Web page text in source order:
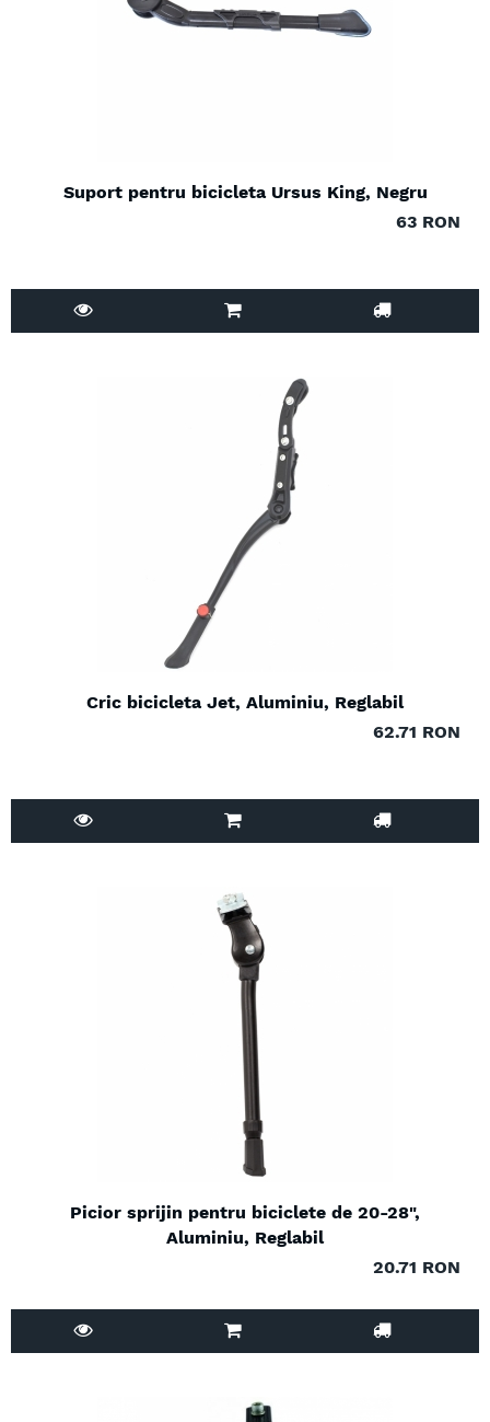
Suport pentru bicicleta Ursus King, Negru
63 RON
Cric bicicleta Jet, Aluminiu, Reglabil
62.71 RON
Picior sprijin pentru biciclete de 20-28",
Aluminiu, Reglabil
20.71 RON